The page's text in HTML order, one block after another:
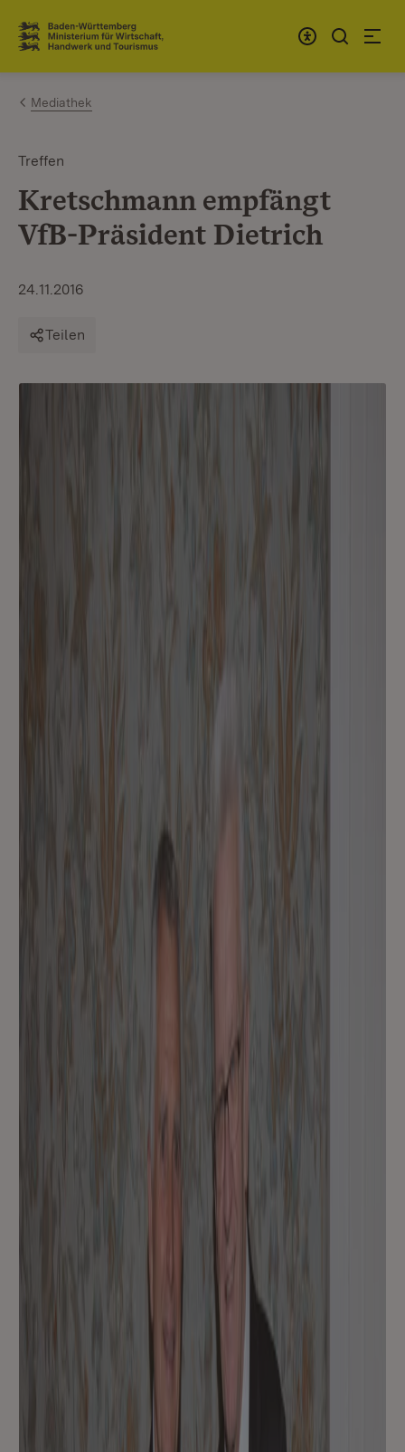
Zum Inhalt springen
Link zur Startseite
Mediathek
Treffen
Kretschmann empfängt
VfB-Präsident Dietrich
24.11.2016
Teilen